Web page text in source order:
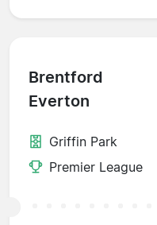
Brentford
Everton
Griffin Park
Premier League